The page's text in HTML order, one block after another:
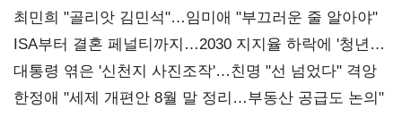
최민희 "골리앗 김민석"…임미애 "부끄러운 줄 알아야"
ISA부터 결혼 페널티까지…2030 지지율 하락에 '청년
챙기기'
대통령 엮은 '신천지 사진조작'…친명 "선 넘었다" 격앙
한정애 "세제 개편안 8월 말 정리…부동산 공급도 논의"